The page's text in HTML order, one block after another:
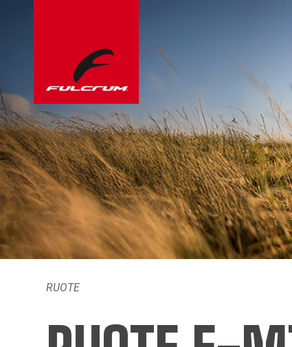
RUOTE